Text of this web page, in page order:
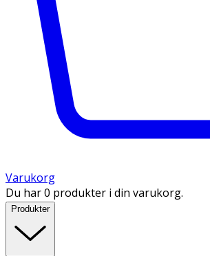
Varukorg
Du har 0 produkter i din varukorg.
Produkter